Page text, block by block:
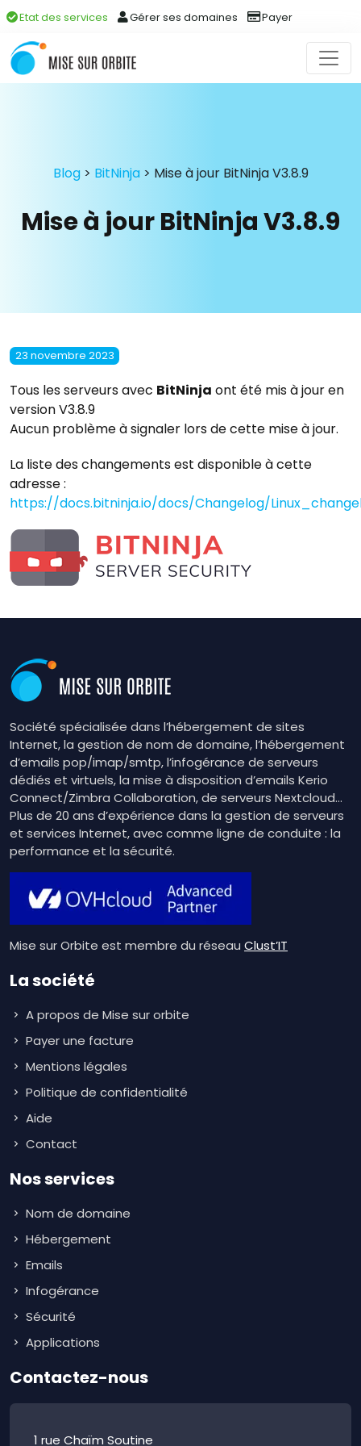
Etat des services Gérer ses domaines Payer
Blog> BitNinja> Mise à jour BitNinja V3.8.9
Mise à jour BitNinja V3.8.9
23 novembre 2023
Tous les serveurs avec BitNinja ont été mis à jour en
version V3.8.9
Aucun problème à signaler lors de cette mise à jour.
La liste des changements est disponible à cette
adresse :
https://docs.bitninja.io/docs/Changelog/
Société spécialisée dans l’hébergement de sites
Internet, la gestion de nom de domaine, l’hébergement
d’emails pop/imap/smtp, l’infogérance de serveurs
dédiés et virtuels, la mise à disposition d’emails Kerio
Connect/Zimbra Collaboration, de serveurs Nextcloud…
Plus de 20 ans d’expérience dans la gestion de serveurs
et services Internet, avec comme ligne de conduite : la
performance et la sécurité.
Mise sur Orbite est membre du réseau Clust’IT
La société
A propos de Mise sur orbite
Payer une facture
Mentions légales
Politique de confidentialité
Aide
Contact
Nos services
Nom de domaine
Hébergement
Emails
Infogérance
Sécurité
Applications
Contactez-nous
1 rue Chaïm Soutine